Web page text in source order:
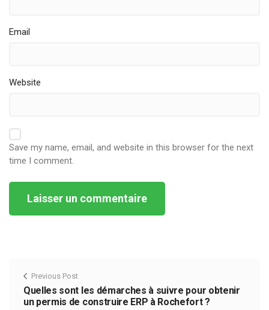
Email
Website
Save my name, email, and website in this browser for the next
time I comment.
Previous Post
Quelles sont les démarches à suivre pour obtenir
un permis de construire ERP à Rochefort ?